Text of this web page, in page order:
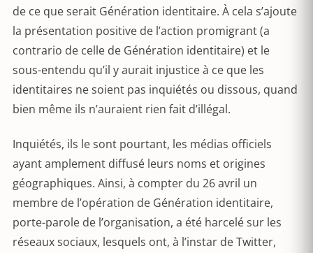
de ce que serait Génération identitaire. À cela s’ajoute
la présentation positive de l’action promigrant (a
contrario de celle de Génération identitaire) et le
sous-entendu qu’il y aurait injustice à ce que les
identitaires ne soient pas inquiétés ou dissous, quand
bien même ils n’auraient rien fait d’illégal.
Inquiétés, ils le sont pourtant, les médias officiels
ayant amplement diffusé leurs noms et origines
géographiques. Ainsi, à compter du 26 avril un
membre de l’opération de Génération identitaire,
porte-parole de l’organisation, a été harcelé sur les
réseaux sociaux, lesquels ont, à l’instar de Twitter,